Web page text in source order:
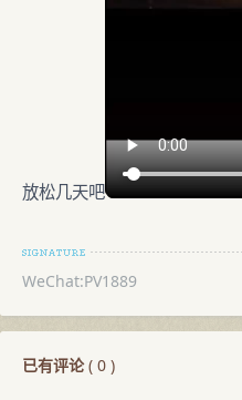
放松几天吧
WeChat:PV1889
已有评论( 0 )